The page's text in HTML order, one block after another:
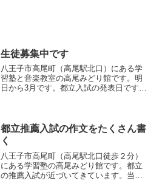
生徒募集中です
八王子市高尾町（高尾駅北口）にある学
習塾と音楽教室の高尾みどり館です。明
日から3月です。都立入試の発表日です。
日から授業が再開となりま...
都立推薦入試の作文をたくさん書
く
八王子市高尾町（高尾駅北口徒歩２分）
にある学習塾の高尾みどり館です。都立
の推薦入試が近づいてきています。当塾